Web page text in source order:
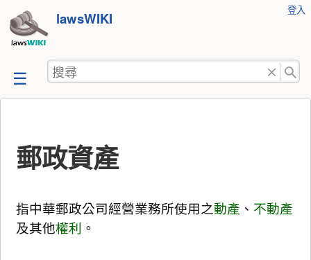
跳
至
容
lawsWIKI
工
登入
搜
尋
郵政資產
指中華郵政公司經營業務所使用之動產 、 不動產
及其他權利 。